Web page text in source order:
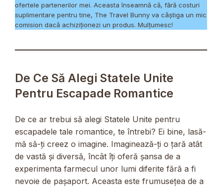
ofertele partenerilor mei. Aceasta înseamnă că, fără costuri
suplimentare pentru tine, The Travel Bunny va câștiga un mic
comision dacă achiziționezi un produs. Mulțumesc!
De Ce Să Alegi Statele Unite
Pentru Escapade Romantice
De ce ar trebui să alegi Statele Unite pentru
escapadele tale romantice, te întrebi? Ei bine, lasă-
mă să-ți creez o imagine. Imaginează-ți o țară atât
de vastă și diversă, încât îți oferă șansa de a
experimenta farmecul unor lumi diferite fără a fi
nevoie de pașaport. Aceasta este frumusețea de a